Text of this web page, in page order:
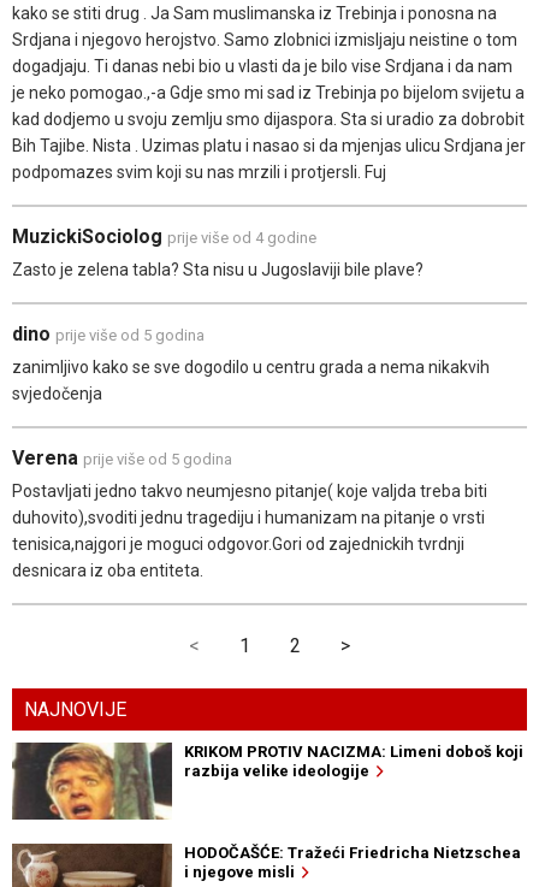
kako se stiti drug . Ja Sam muslimanska iz Trebinja i ponosna na
Srdjana i njegovo herojstvo. Samo zlobnici izmisljaju neistine o tom
dogadjaju. Ti danas nebi bio u vlasti da je bilo vise Srdjana i da nam
je neko pomogao.,-a Gdje smo mi sad iz Trebinja po bijelom svijetu a
kad dodjemo u svoju zemlju smo dijaspora. Sta si uradio za dobrobit
Bih Tajibe. Nista . Uzimas platu i nasao si da mjenjas ulicu Srdjana jer
podpomazes svim koji su nas mrzili i protjersli. Fuj
MuzickiSociolog prije više od 4 godine
Zasto je zelena tabla? Sta nisu u Jugoslaviji bile plave?
dino prije više od 5 godina
zanimljivo kako se sve dogodilo u centru grada a nema nikakvih
svjedočenja
Verena prije više od 5 godina
Postavljati jedno takvo neumjesno pitanje( koje valjda treba biti
duhovito),svoditi jednu tragediju i humanizam na pitanje o vrsti
tenisica,najgori je moguci odgovor.Gori od zajednickih tvrdnji
desnicara iz oba entiteta.
< 1 2 >
NAJNOVIJE
KRIKOM PROTIV NACIZMA: Limeni doboš koji
razbija velike ideologije
HODOČAŠĆE: Tražeći Friedricha Nietzschea
i njegove misli